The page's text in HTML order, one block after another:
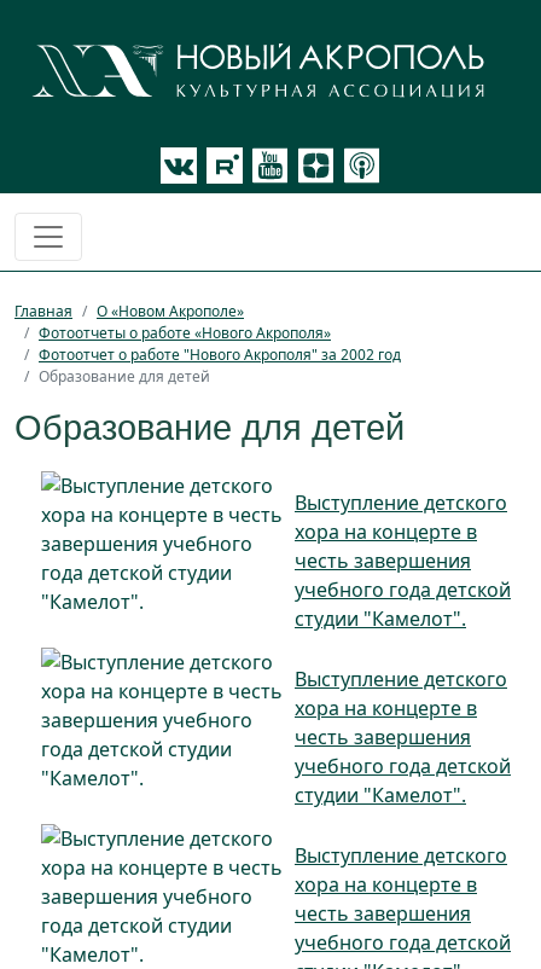
Главная
О «Новом Акрополе»
Фотоотчеты о работе «Нового Акрополя»
Фотоотчет о работе "Нового Акрополя" за 2002 год
Образование для детей
Образование для детей
Выступление детского
хора на концерте в
честь завершения
учебного года детской
студии "Камелот".
Выступление детского
хора на концерте в
честь завершения
учебного года детской
студии "Камелот".
Выступление детского
хора на концерте в
честь завершения
учебного года детской